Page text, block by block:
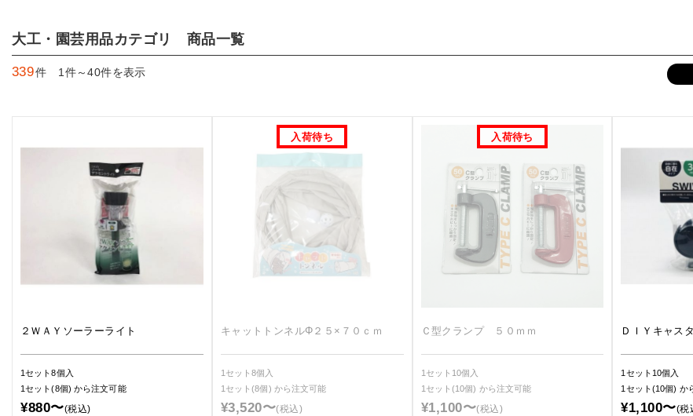
大工・園芸用品カテゴリ 商品一覧
339件 1件～40件を表示
２ＷＡＹソーラーライト
1セット8個入
1セット(8個) から注文可能
¥880〜(税込)
キャットトンネルΦ２５×７０ｃｍ
1セット8個入
1セット(8個) から注文可能
¥3,520〜(税込)
Ｃ型クランプ ５０ｍｍ
1セット10個入
1セット(10個) から注文可能
¥1,100〜(税込)
ＤＩＹキャス
1セット10個入
1セット(10個) か
¥1,100〜(税